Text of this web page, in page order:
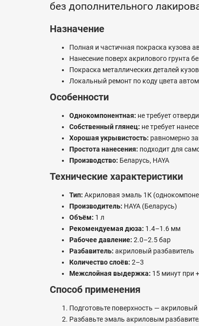
без дополнительного
Назначение
Полная и частичная покраска кузова
Нанесение поверх акрилового грунта
Покраска металлических деталей
Локальный ремонт по коду цвета
Особенности
Однокомпонентная: не требует
Собственный глянец: не требует
Хорошая укрывистость: равномерно
Простота нанесения: подходит для
Производство: Беларусь, HAYA
Технические характеристики
Тип: Акриловая эмаль 1К
Производитель: HAYA (Беларусь)
Объём: 1 л
Рекомендуемая дюза: 1.4–1.6 мм
Рабочее давление: 2.0–2.5 бар
Разбавитель: акриловый разбавитель
Количество слоёв: 2–3
Межслойная выдержка: 15 минут при
Способ применения
Подготовьте поверхность —
Разбавьте эмаль акриловым